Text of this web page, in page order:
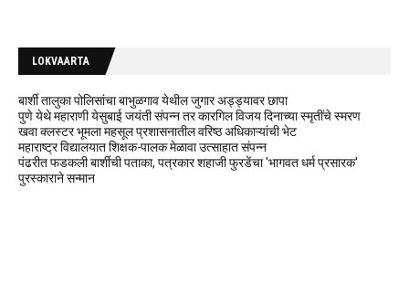
LOKVAARTA
बार्शी तालुका पोलिसांचा बाभुळगाव येथील जुगार अड्ड्यावर छापा
पुणे येथे महाराणी येसुबाई जयंती संपन्न तर कारगिल विजय दिनाच्या स्मृतींचे स्मरण
खवा क्लस्टर भूमला महसूल प्रशासनातील वरिष्ठ अधिकाऱ्यांची भेट
महाराष्ट्र विद्यालयात शिक्षक-पालक मेळावा उत्साहात संपन्न
पंढरीत फडकली बार्शीची पताका, पत्रकार शहाजी फुरडेंचा 'भागवत धर्म प्रसारक'
पुरस्काराने सन्मान